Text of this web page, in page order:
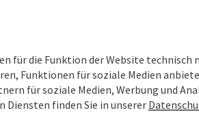
für die Funktion der Website
Funktionen für soziale Medien
für soziale Medien, Werbung und
Diensten finden Sie in unserer